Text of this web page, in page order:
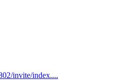
invite/index....